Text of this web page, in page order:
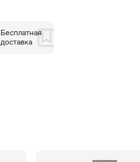
Бесплатная
доставка